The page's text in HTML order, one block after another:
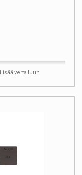
Lisää vertailuun